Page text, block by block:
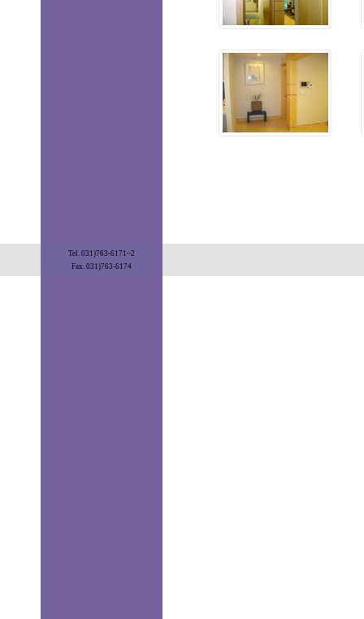
Tel. 031)763-6171~2
Fax. 031)763-6174